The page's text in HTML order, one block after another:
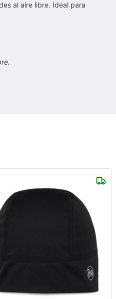
al aire libre. Ideal para